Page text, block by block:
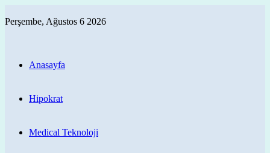
Perşembe, Ağustos 6 2026
Anasayfa
Hipokrat
Medical Teknoloji